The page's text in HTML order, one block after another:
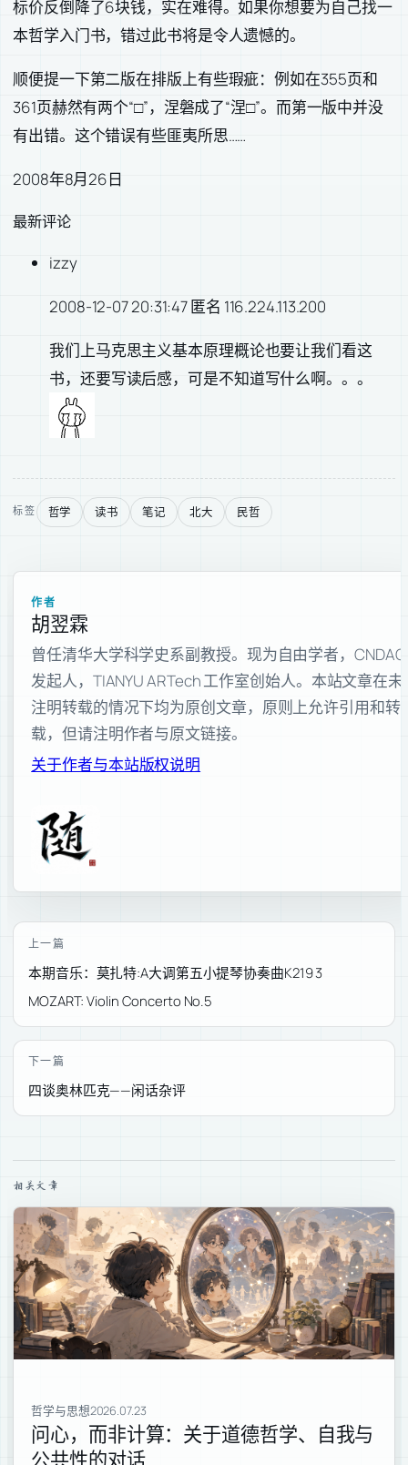
标价反倒降了6块钱，实在难得。如果你想要为自己找一
本哲学入门书，错过此书将是令人遗憾的。
顺便提一下第二版在排版上有些瑕疵：例如在355页和
361页赫然有两个“□”，涅磐成了“涅□”。而第一版中并没
有出错。这个错误有些匪夷所思……
2008年8月26日
最新评论
izzy
2008-12-07 20:31:47 匿名 116.224.113.200
我们上马克思主义基本原理概论也要让我们看这
书，还要写读后感，可是不知道写什么啊。。。
标签 哲学 读书 笔记 北大 民哲
作者
胡翌霖
曾任清华大学科学史系副教授。现为自由学者，CNDAO
发起人，TIANYU ARTech 工作室创始人。本站文章在未
注明转载的情况下均为原创文章，原则上允许引用和转
载，但请注明作者与原文链接。
关于作者与本站版权说明
上一篇
本期音乐：莫扎特:A大调第五小提琴协奏曲K219 3
MOZART: Violin Concerto No.5
下一篇
四谈奥林匹克——闲话杂评
相关文章
哲学与思想2026.07.23
问心，而非计算：关于道德哲学、自我与
公共性的对话